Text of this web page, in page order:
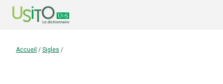
Accueil / Sigles /